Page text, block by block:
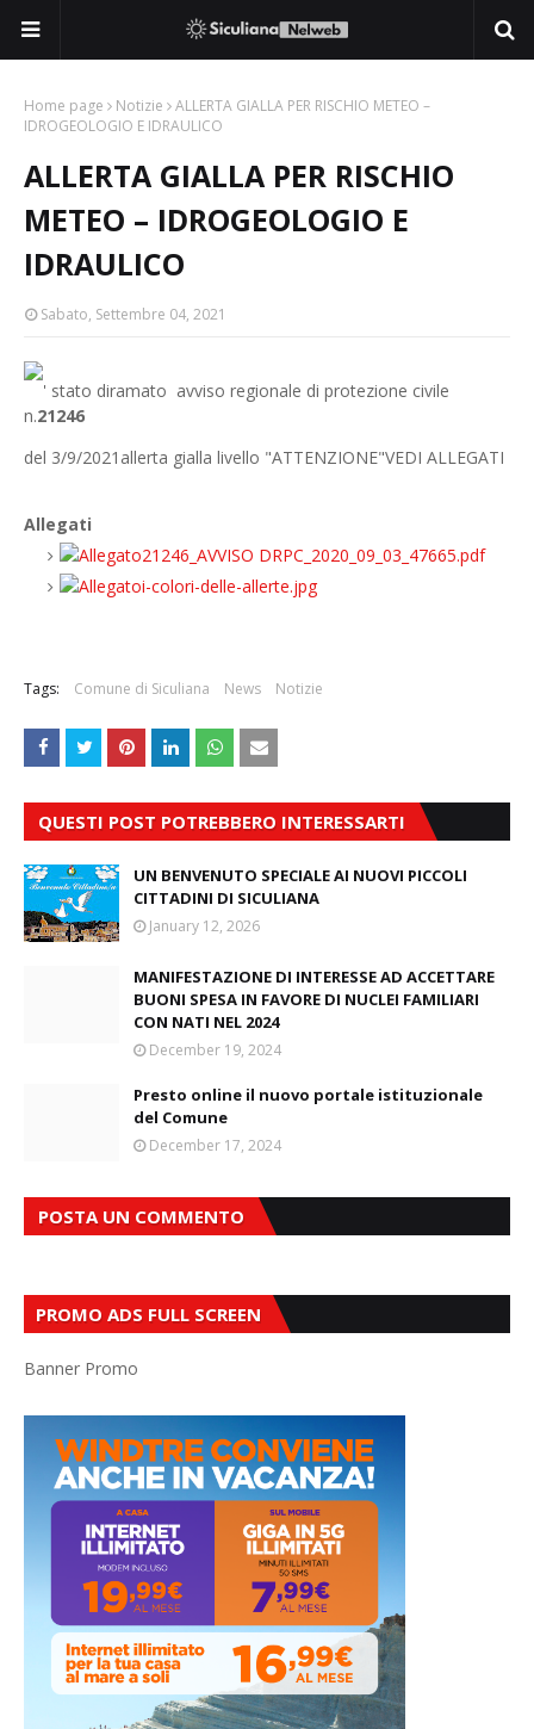
Home page Notizie
ALLERTA GIALLA PER RISCHIO METEO –
IDROGEOLOGIO E IDRAULICO
ALLERTA GIALLA PER RISCHIO
METEO – IDROGEOLOGIO E
IDRAULICO
Sabato, Settembre 04, 2021
' stato diramato avviso regionale di protezione civile
n.21246
del 3/9/2021allerta gialla livello "ATTENZIONE"VEDI ALLEGATI
Allegati
21246_AVVISO DRPC_2020_09_03_47665.pdf
i-colori-delle-allerte.jpg
Tags: Comune di Siculiana News Notizie
QUESTI POST POTREBBERO INTERESSARTI
UN BENVENUTO SPECIALE AI NUOVI PICCOLI
CITTADINI DI SICULIANA
January 12, 2026
MANIFESTAZIONE DI INTERESSE AD ACCETTARE
BUONI SPESA IN FAVORE DI NUCLEI FAMILIARI
CON NATI NEL 2024
December 19, 2024
Presto online il nuovo portale istituzionale
del Comune
December 17, 2024
POSTA UN COMMENTO
PROMO ADS FULL SCREEN
Banner Promo